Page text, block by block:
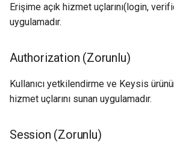
Erişime açık hizmet uçlarını(login,
uygulamadır.
Authorization (Zorunlu)
Kullanıcı yetkilendirme ve Keysis
hizmet uçlarını sunan uygulamadır.
Session (Zorunlu)